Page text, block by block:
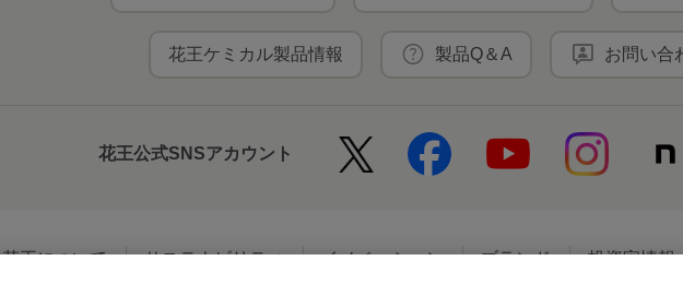
花王ケミカル製品情報 製品Q＆A お問い合
花王公式SNSアカウント
花王について サステナビリティ イノベーション ブランド 投資家情報